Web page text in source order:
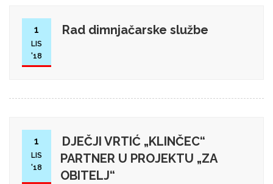
1
LIS
'18
Rad dimnjačarske službe
1
LIS
'18
DJEČJI VRTIĆ „KLINČEC“
PARTNER U PROJEKTU „ZA
OBITELJ“